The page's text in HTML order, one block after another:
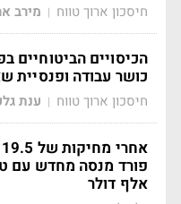
חיסכון ארוך טווח | מירב
הכיסויים הביטוחיים
כושר עבודה ופנסיית
חיסכון ארוך טווח | ענת
אלף דולר